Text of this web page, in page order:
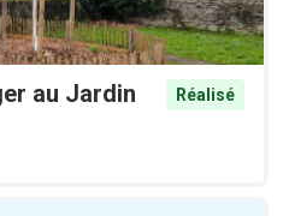
au Jardin
Réalisé